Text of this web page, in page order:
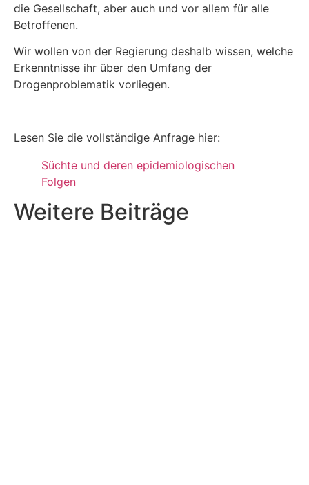
die Gesellschaft, aber auch und vor allem für alle
Betroffenen.
Wir wollen von der Regierung deshalb wissen, welche
Erkenntnisse ihr über den Umfang der
Drogenproblematik vorliegen.
Lesen Sie die vollständige Anfrage hier:
Süchte und deren epidemiologischen
Folgen
Weitere Beiträge